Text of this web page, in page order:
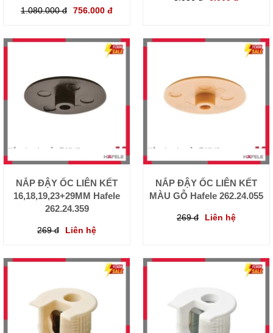
1.080.000 đ 756.000 đ
NẮP ĐẬY ỐC LIÊN KẾT
16,18,19,23+29MM Hafele
262.24.359
269 đ Liên hệ
NẮP ĐẬY ỐC LIÊN KẾT
MÀU GỖ Hafele 262.24.055
269 đ Liên hệ